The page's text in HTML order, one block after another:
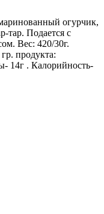
огурчик,
тар. Подается с
Вес: 420/30г.
продукта:
14г . Калорийность-